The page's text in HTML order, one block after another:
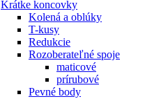
Krátke koncovky
Kolená a oblúky
T-kusy
Redukcie
Rozoberateľné spoje
maticové
prírubové
Pevné body